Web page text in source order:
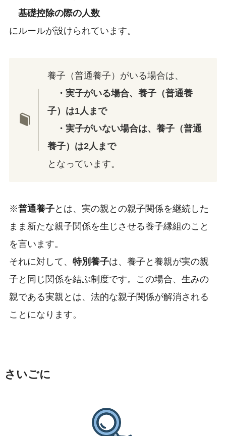
基礎控除の際の人数
にルールが設けられています。
養子（普通養子）がいる場合は、
・実子がいる場合、養子（普通養
子）は1人まで
・実子がいない場合は、養子（普通
養子）は2人まで
となっています。
※普通養子とは、実の親との親子関係を継続した
まま新たな親子関係を生じさせる養子縁組のこと
を言います。
それに対して、 特別養子は、養子と養親が実の親
子と同じ関係を結ぶ制度です。この場合、生みの
親である実親とは、法的な親子関係が解消される
ことになります。
さいごに